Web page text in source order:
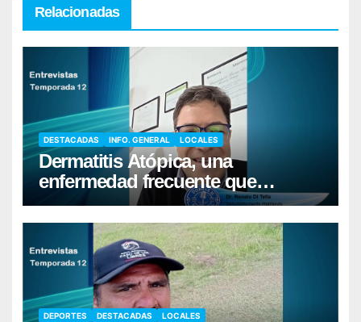
Relacionadas
DESTACADAS INFO. GENERAL LOCALES
Dermatitis Atópica, una
enfermedad frecuente que
requiere cuidados diarios de la
piel
DEPORTES DESTACADAS LOCALES